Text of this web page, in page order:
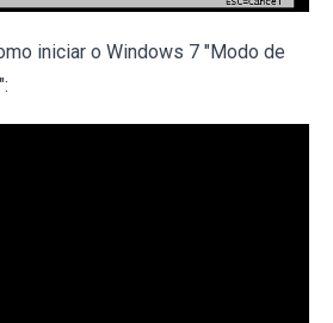
iniciar o Windows 7 "Modo de